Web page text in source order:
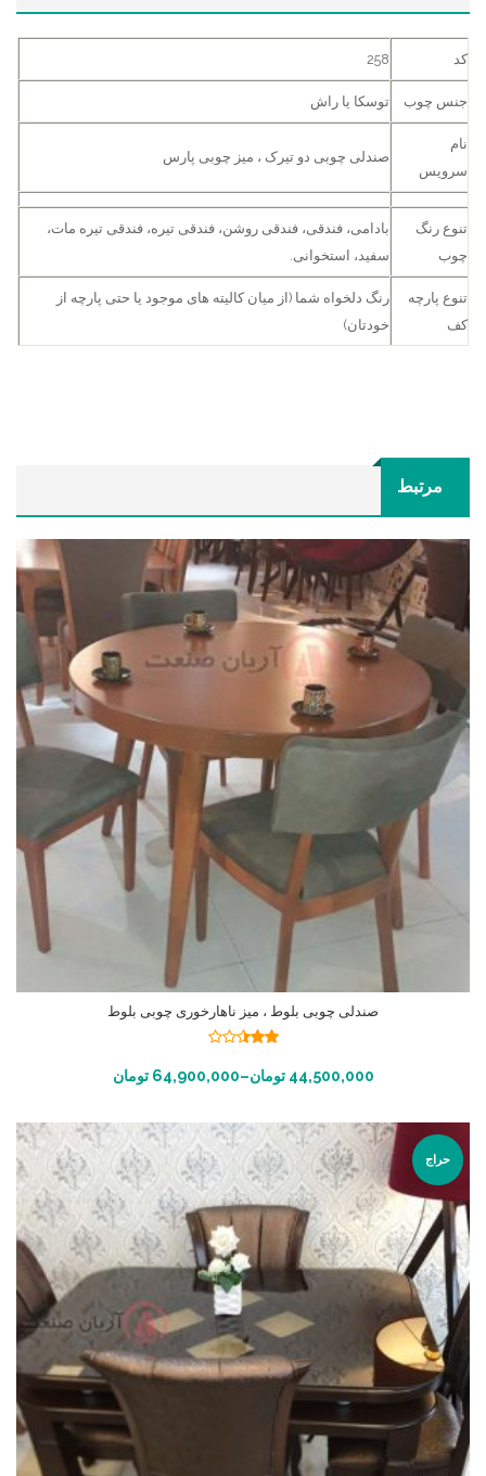
کد 258
جنس چوب توسکا یا راش
نام
سرویس
صندلی چوبی دو تیرک ، میز چوبی پارس
تنوع رنگ
چوب
بادامی، فندقی، فندقی روشن، فندقی تیره، فندقی تیره مات،
سفید، استخوانی.
تنوع پارچه
کف
رنگ دلخواه شما (از میان کالیته های موجود یا حتی پارچه از
خودتان)
مرتبط
صندلی چوبی بلوط ، میز ناهارخوری چوبی بلوط
از 5
44,500,000 تومان–
64,900,000 تومان انتخاب گزینه ها
حراج